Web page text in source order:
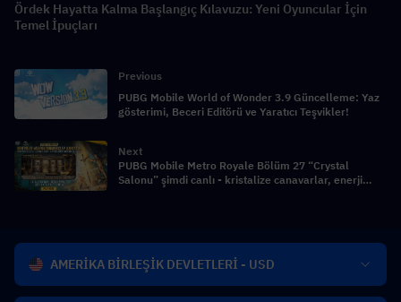
Ördek Hayatta Kalma Başlangıç Kılavuzu: Yeni Oyuncular İçin
Temel İpuçları
Previous
PUBG Mobile World of Wonder 3.9 Güncelleme: Yaz
gösterimi, Beceri Editörü ve Yaratıcı Teşvikler!
Next
PUBG Mobile Metro Royale Bölüm 27 “Crystal
Salonu” şimdi canlı - kristalize canavarlar, enerji
AMERİKA BİRLEŞİK DEVLETLERİ - USD